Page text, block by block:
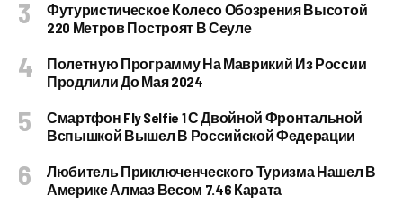
Футуристическое Колесо Обозрения Высотой
220 Метров Построят В Сеуле
Полетную Программу На Маврикий Из России
Продлили До Мая 2024
Смартфон Fly Selfie 1 С Двойной Фронтальной
Вспышкой Вышел В Российской Федерации
Любитель Приключенческого Туризма Нашел В
Америке Алмаз Весом 7.46 Карата